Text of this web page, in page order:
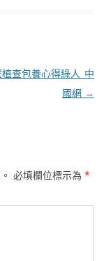
查包養心得綠人_中
國網 →
必填欄位標示為 *